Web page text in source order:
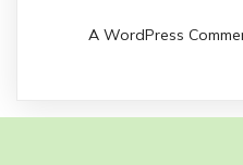
A WordPress